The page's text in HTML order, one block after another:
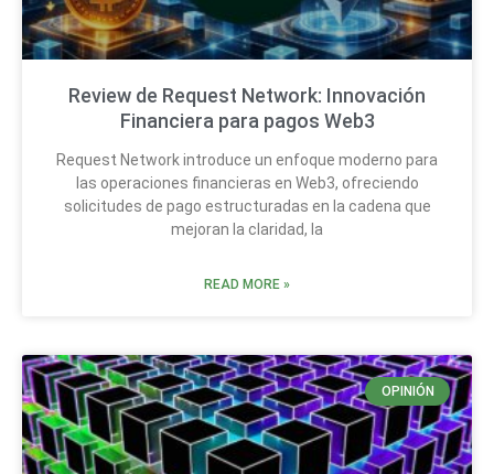
Review de Request Network: Innovación
Financiera para pagos Web3
Request Network introduce un enfoque moderno para
las operaciones financieras en Web3, ofreciendo
solicitudes de pago estructuradas en la cadena que
mejoran la claridad, la
READ MORE »
OPINIÓN